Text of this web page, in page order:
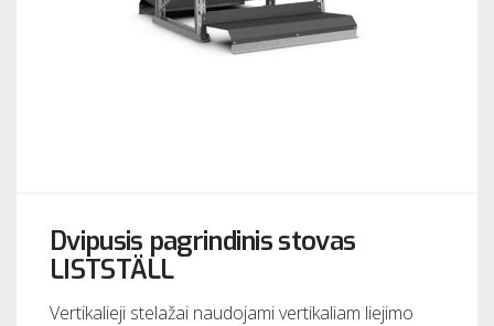
Dvipusis pagrindinis stovas
LISTSTÄLL
Vertikalieji stelažai naudojami vertikaliam liejimo